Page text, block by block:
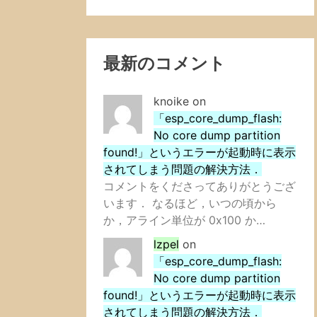
最新のコメント
knoike on
「esp_core_dump_flash:
No core dump partition
found!」というエラーが起動時に表示
されてしまう問題の解決方法．
コメントをくださってありがとうござ
います． なるほど，いつの頃から
か，アライン単位が 0x100 か…
lzpel on
「esp_core_dump_flash:
No core dump partition
found!」というエラーが起動時に表示
されてしまう問題の解決方法．